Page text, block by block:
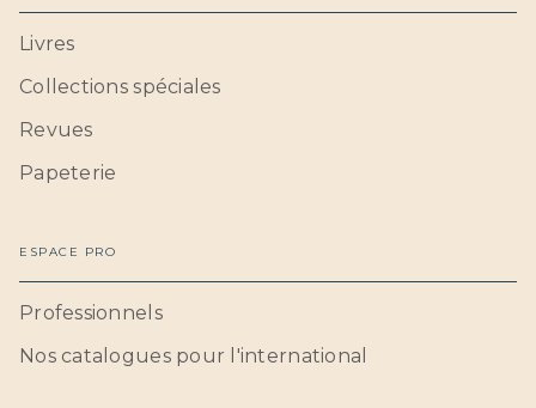
Livres
Collections spéciales
Revues
Papeterie
ESPACE PRO
Professionnels
Nos catalogues pour l'international